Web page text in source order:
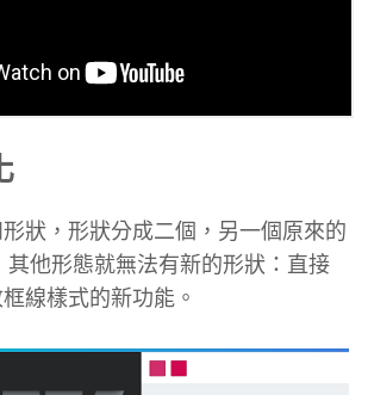
狀，形狀分成二個，另一個原來的
其他形態就無法有新的形狀：直接
線樣式的新功能。